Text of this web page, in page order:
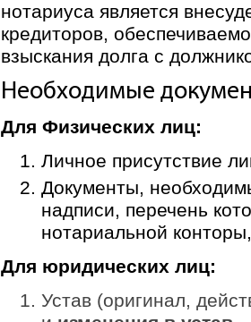
нотариуса является
кредиторов,
взыскания долга с
Необходимые
Для Физических лиц:
Личное присутствие
Документы,
надписи, перечень
нотариальной
Для юридических лиц:
Устав (оригинал,